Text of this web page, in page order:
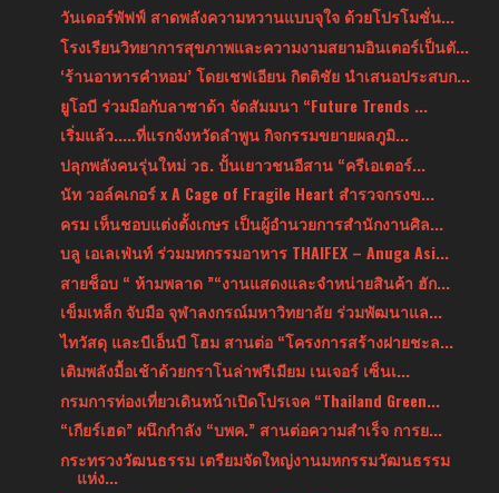
วันเดอร์พัฟฟ์ สาดพลังความหวานแบบจุใจ ด้วยโปรโมชั่น...
โรงเรียนวิทยาการสุขภาพและความงามสยามอินเตอร์เป็นตั...
‘ร้านอาหารคำหอม’ โดยเชฟเอียน กิตติชัย นำเสนอประสบก...
ยูโอบี ร่วมมือกับลาซาด้า จัดสัมมนา “Future Trends ...
เริ่มแล้ว.....ที่แรกจังหวัดลำพูน กิจกรรมขยายผลภูมิ...
ปลุกพลังคนรุ่นใหม่ วธ. ปั้นเยาวชนอีสาน “ครีเอเตอร์...
นัท วอล์คเกอร์ x A Cage of Fragile Heart สำรวจกรงข...
ครม เห็นชอบแต่งตั้งเกษร เป็นผู้อำนวยการสำนักงานศิล...
บลู เอเลเฟ่นท์ ร่วมมหกรรมอาหาร THAIFEX – Anuga Asi...
สายช็อบ “ ห้ามพลาด ”“งานแสดงและจำหน่ายสินค้า ฮัก...
เข็มเหล็ก จับมือ จุฬาลงกรณ์มหาวิทยาลัย ร่วมพัฒนาแล...
ไทวัสดุ และบีเอ็นบี โฮม สานต่อ “โครงการสร้างฝายชะล...
เติมพลังมื้อเช้าด้วยกราโนล่าพรีเมียม เนเจอร์ เซ็นเ...
กรมการท่องเที่ยวเดินหน้าเปิดโปรเจค “Thailand Green...
“เกียร์เฮด” ผนึกกำลัง “บพค.” สานต่อความสำเร็จ การย...
กระทรวงวัฒนธรรม เตรียมจัดใหญ่งานมหกรรมวัฒนธรรม
แห่ง...